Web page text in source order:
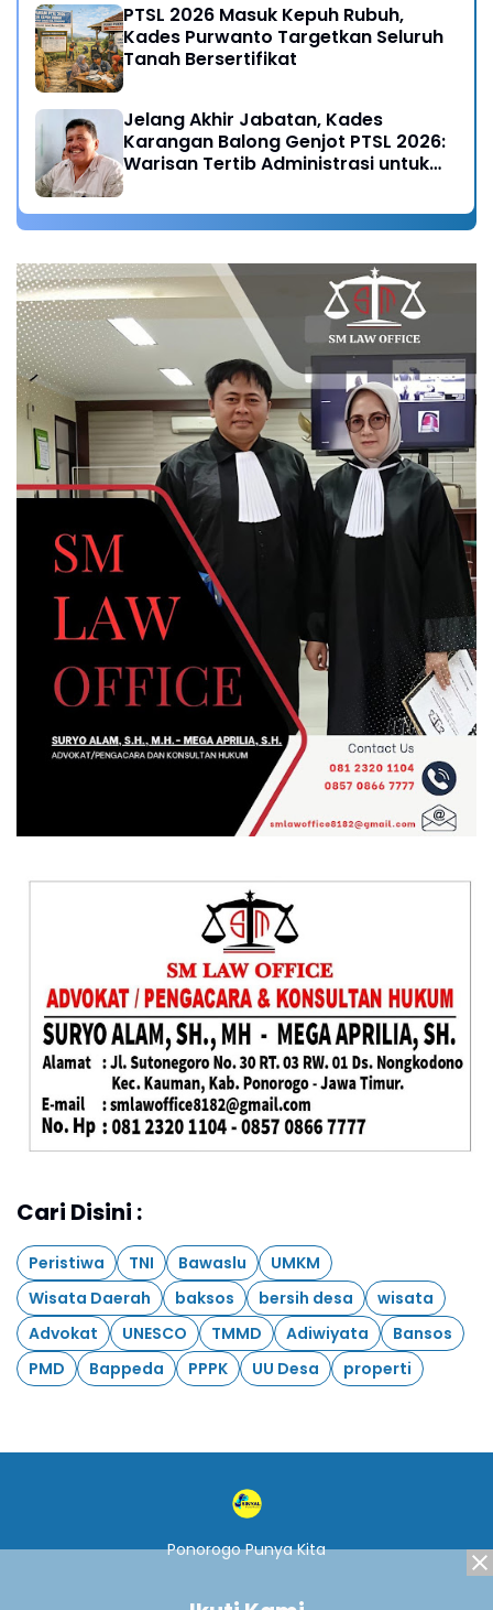
PTSL 2026 Masuk Kepuh Rubuh,
Kades Purwanto Targetkan Seluruh
Tanah Bersertifikat
Jelang Akhir Jabatan, Kades
Karangan Balong Genjot PTSL 2026:
Warisan Tertib Administrasi untuk
Cari Disini :
Peristiwa TNI Bawaslu
UMKM
Wisata Daerah
baksos bersih desa
wisata
Advokat
UNESCO TMMD Adiwiyata
Bansos
PMD
Bappeda PPPK UU Desa properti
Ponorogo Punya Kita